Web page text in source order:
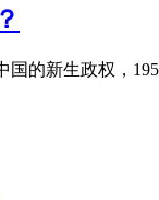
的新生政权，